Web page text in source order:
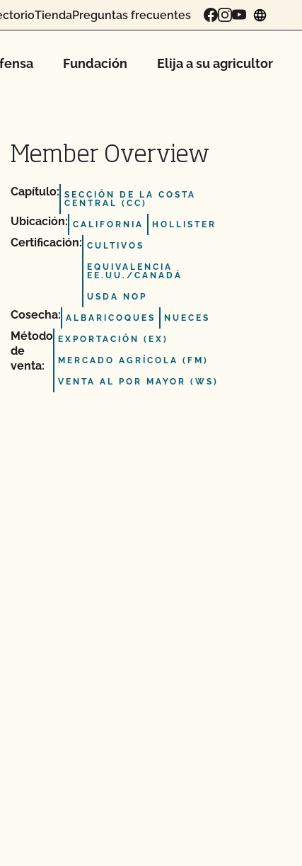
TiendaPreguntas frecuentes
Fundación Elija a su agricultor
Member Overview
Capítulo: SECCIÓN DE LA COSTA
CENTRAL (CC)
Ubicación: CALIFORNIA HOLLISTER
Certificación: CULTIVOS
EQUIVALENCIA
EE.UU./CANADÁ
USDA NOP
Cosecha: ALBARICOQUES NUECES
Método
de
venta:
EXPORTACIÓN (EX)
MERCADO AGRÍCOLA (FM)
VENTA AL POR MAYOR (WS)